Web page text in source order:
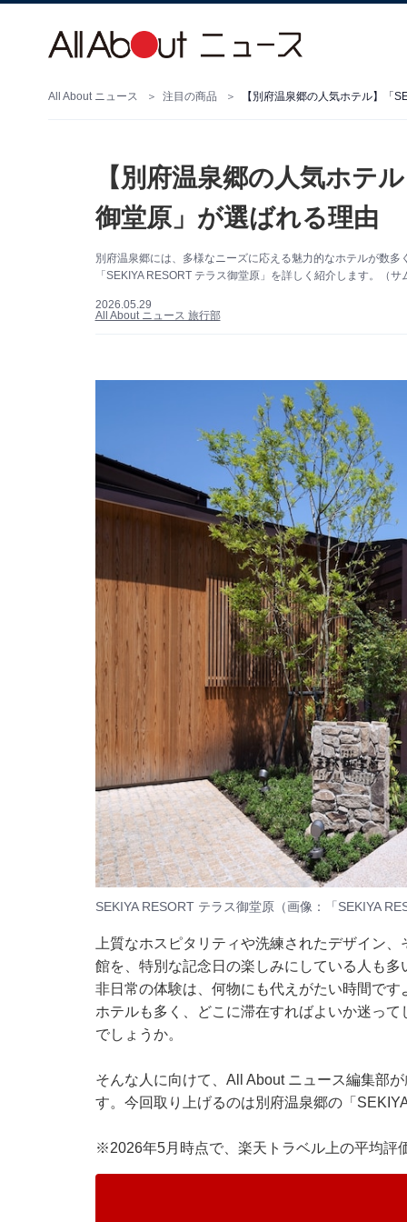
All About ニュース 注目の商品 【別府温泉郷の人気ホテル】「
【別府温泉郷の人気ホテ
御堂原」が選ばれる理由
別府温泉郷には、多様なニーズに応える魅力的なホテルが数
「SEKIYA RESORT テラス御堂原」を詳しく紹介します。（
2026.05.29
All About ニュース 旅行部
SEKIYA RESORT テラス御堂原（画像：「SEKIYA
上質なホスピタリティや洗練されたデザイン
館を、特別な記念日の楽しみにしている人も
非日常の体験は、何物にも代えがたい時間で
ホテルも多く、どこに滞在すればよいか迷っ
でしょうか。
そんな人に向けて、All About ニュース編集部
す。今回取り上げるのは別府温泉郷の「
※2026年5月時点で、楽天トラベル上の平均評